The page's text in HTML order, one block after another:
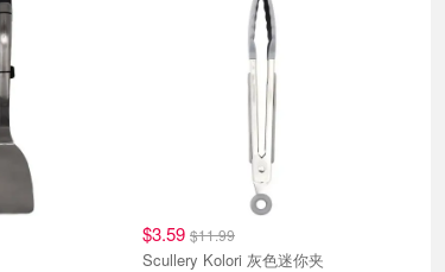
$3.59 $11.99
Scullery Kolori 灰色迷你夹